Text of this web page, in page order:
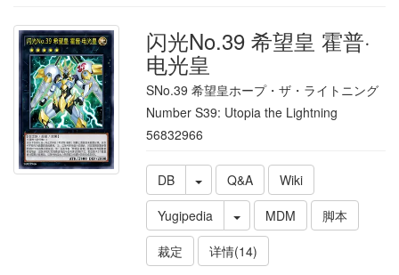
闪光No.39 希望皇 霍普·
电光皇
SNo.39 希望皇ホープ・ザ・ライトニング
Number S39: Utopia the Lightning
56832966
DB Q&A
Wiki
Yugipedia
MDM
脚本
裁定
详情(14)